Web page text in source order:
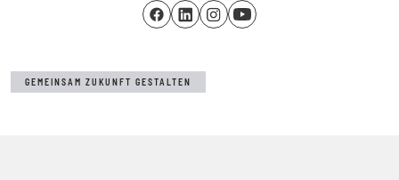
GEMEINSAM ZUKUNFT GESTALTEN